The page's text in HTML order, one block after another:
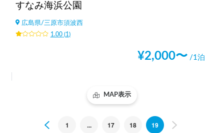
すなみ海浜公園
広島県/三原市須波西
1.00(1 )
¥2,000〜 /1泊
MAP表示
Previous
1 ... 17 18 19